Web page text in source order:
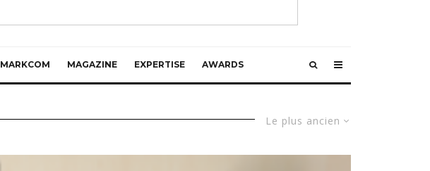
MARKCOM MAGAZINE EXPERTISE AWARDS
Le plus ancien